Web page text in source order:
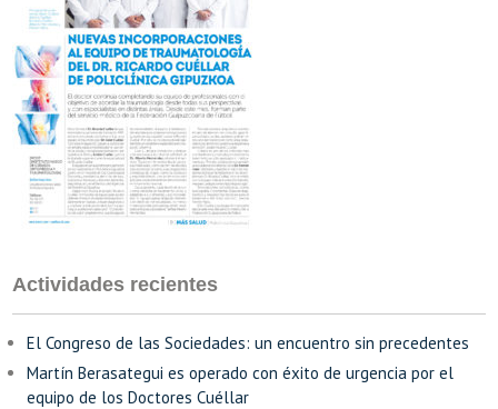
Actividades recientes
El Congreso de las Sociedades: un encuentro sin precedentes
Martín Berasategui es operado con éxito de urgencia por el
equipo de los Doctores Cuéllar